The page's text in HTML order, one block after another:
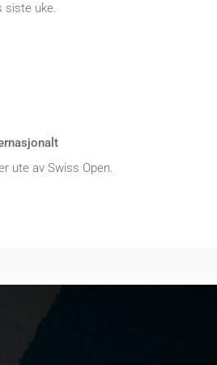
siste uke.
ute av Swiss Open.